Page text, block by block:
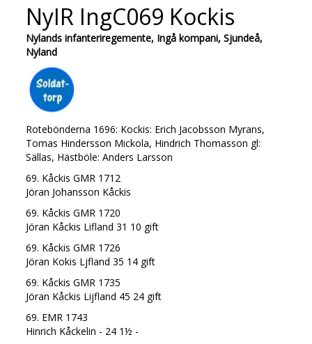
NyIR IngC069 Kockis
Nylands infanteriregemente, Ingå kompani, Sjundeå,
Nyland
Rotebönderna 1696: Kockis: Erich Jacobsson Myrans,
Tomas Hindersson Mickola, Hindrich Thomasson gl:
Sällas, Hästböle: Anders Larsson
69. Kåckis GMR 1712
Jöran Johansson Kåckis
69. Kåckis GMR 1720
Jöran Kåckis Lifland 31 10 gift
69. Kåckis GMR 1726
Jöran Kokis Ljfland 35 14 gift
69. Kåckis GMR 1735
Jöran Kåckis Lijfland 45 24 gift
69. EMR 1743
Hinrich Kåckelin - 24 1½ -